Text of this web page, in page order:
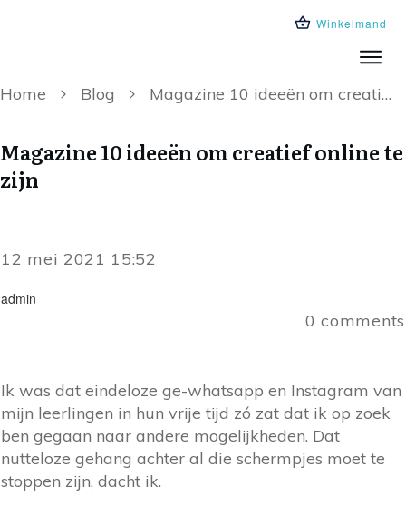
Winkelmand
Blog
Home Blog Magazine 10 ideeën om creatief online te zijn
Magazine 10 ideeën om creatief online te
zijn
12 mei 2021 15:52
admin
0 comments
Ik was dat eindeloze ge-whatsapp en Instagram van
mijn leerlingen in hun vrije tijd zó zat dat ik op zoek
ben gegaan naar andere mogelijkheden. Dat
nutteloze gehang achter al die schermpjes moet te
stoppen zijn, dacht ik.